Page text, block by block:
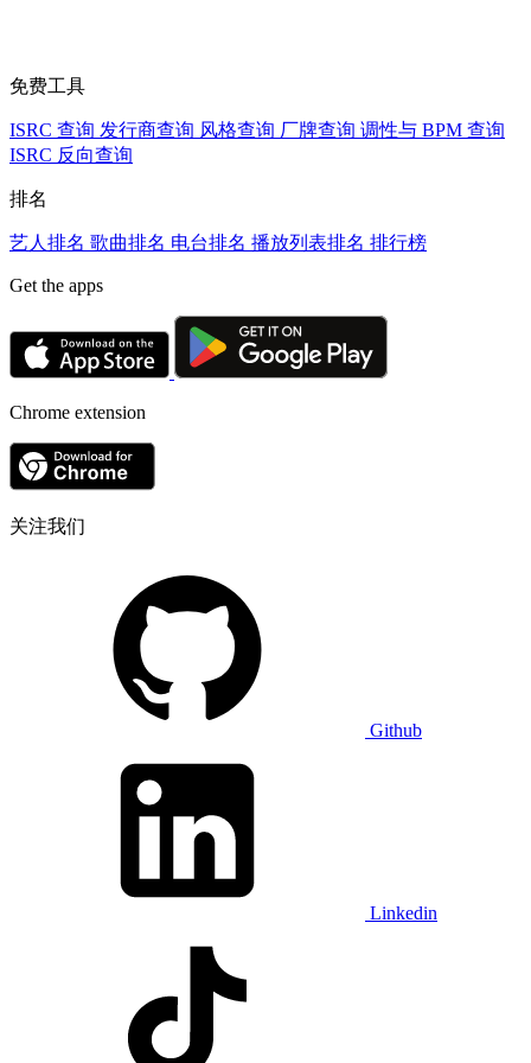
免费工具
ISRC 查询 发行商查询 风格查询 厂牌查询 调性与 BPM 查询
ISRC 反向查询
排名
艺人排名 歌曲排名 电台排名 播放列表排名 排行榜
Get the apps
Chrome extension
关注我们
Github
Linkedin